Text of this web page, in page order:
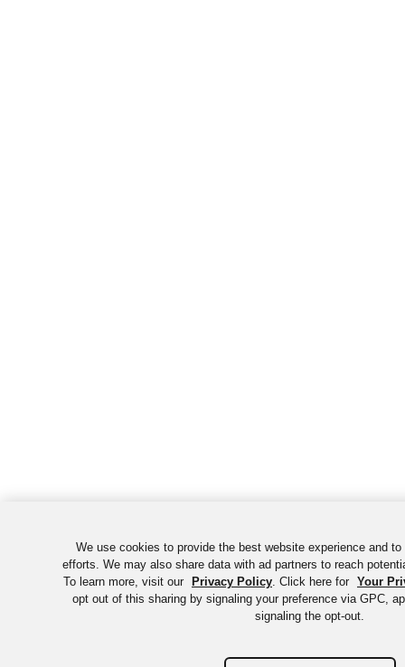
We use cookies to provide the best website experience and
efforts. We may also share data with ad partners to reach
To learn more, visit our
Privacy Policy. Click here for Your
opt out of this sharing by signaling your preference via GPC,
signaling the opt-out.